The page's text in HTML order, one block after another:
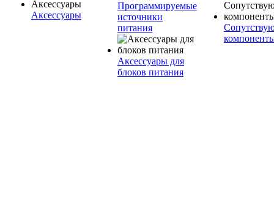
Аксессуары
Программируемые
источники
питания
Аксессуары для
блоков питания